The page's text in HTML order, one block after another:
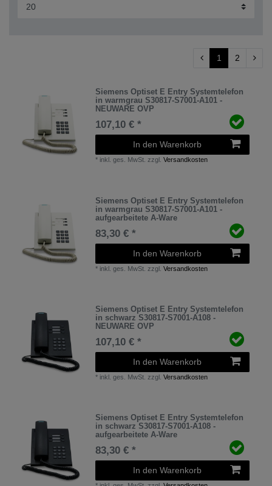
1 2
Siemens Optiset E Entry Systemtelefon
in warmgrau S30817-S7001-A101 -
NEUWARE OVP
107,10 € *
In den Warenkorb
* inkl. ges. MwSt. zzgl.Versandkosten
Siemens Optiset E Entry Systemtelefon
in warmgrau S30817-S7001-A101 -
aufgearbeitete A-Ware
83,30 € *
In den Warenkorb
* inkl. ges. MwSt. zzgl.Versandkosten
Siemens Optiset E Entry Systemtelefon
in schwarz S30817-S7001-A108 -
NEUWARE OVP
107,10 € *
In den Warenkorb
* inkl. ges. MwSt. zzgl.Versandkosten
Siemens Optiset E Entry Systemtelefon
in schwarz S30817-S7001-A108 -
aufgearbeitete A-Ware
83,30 € *
In den Warenkorb